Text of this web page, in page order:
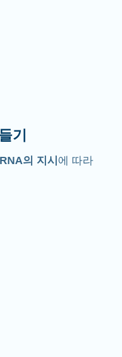
기
의 지시 에 따라